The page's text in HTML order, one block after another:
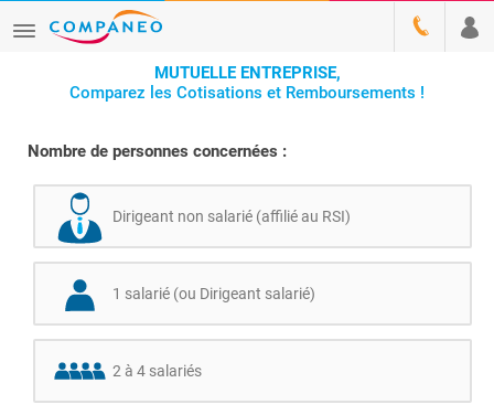
MUTUELLE ENTREPRISE,
Comparez les Cotisations et Remboursements !
Nombre de personnes concernées :
Dirigeant non salarié (affilié au RSI)
1 salarié (ou Dirigeant salarié)
2 à 4 salariés